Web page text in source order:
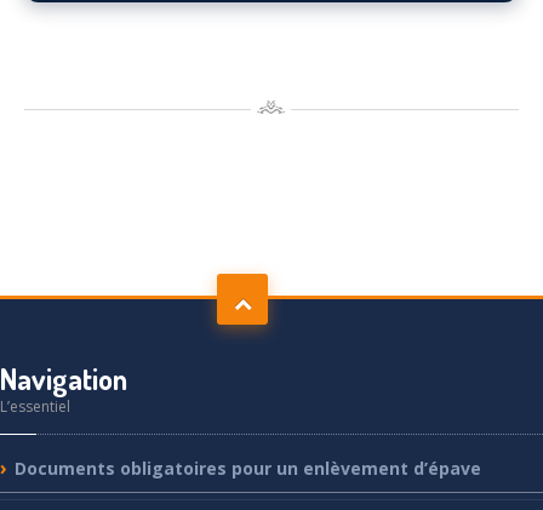
Navigation
L’essentiel
Documents obligatoires pour un enlèvement d’épave